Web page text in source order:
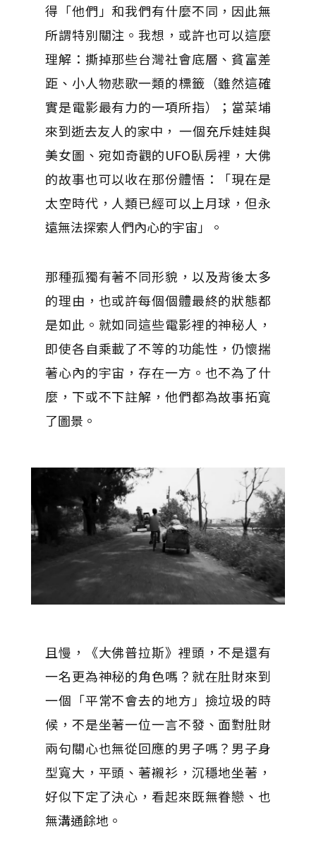
得「他們」和我們有什麼不同，因此無
所謂特別關注。我想，或許也可以這麼
理解：撕掉那些台灣社會底層、貧富差
距、小人物悲歌一類的標籤（雖然這確
實是電影最有力的一項所指）；當菜埔
來到逝去友人的家中， 一個充斥娃娃與
美女圖、宛如奇觀的UFO臥房裡，大佛
的故事也可以收在那份體悟：「現在是
太空時代，人類已經可以上月球，但永
遠無法探索人們內心的宇宙」。
那種孤獨有著不同形貌，以及背後太多
的理由，也或許每個個體最終的狀態都
是如此。就如同這些電影裡的神秘人，
即使各自乘載了不等的功能性，仍懷揣
著心內的宇宙，存在一方。也不為了什
麼，下或不下註解，他們都為故事拓寬
了圖景。
且慢，《大佛普拉斯》裡頭，不是還有
一名更為神秘的角色嗎？就在肚財來到
一個「平常不會去的地方」撿垃圾的時
候，不是坐著一位一言不發、面對肚財
兩句關心也無從回應的男子嗎？男子身
型寬大，平頭、著襯衫，沉穩地坐著，
好似下定了決心，看起來既無眷戀、也
無溝通餘地。